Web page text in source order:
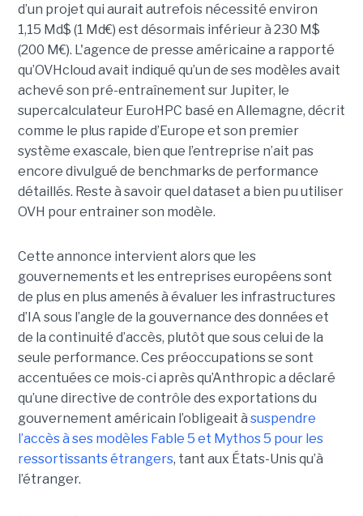
d’un projet qui aurait autrefois nécessité environ
1,15 Md$ (1 Md€) est désormais inférieur à 230 M$
(200 M€). L'agence de presse américaine a rapporté
qu’OVHcloud avait indiqué qu’un de ses modèles avait
achevé son pré-entraînement sur Jupiter, le
supercalculateur EuroHPC basé en Allemagne, décrit
comme le plus rapide d’Europe et son premier
système exascale, bien que l’entreprise n’ait pas
encore divulgué de benchmarks de performance
détaillés. Reste à savoir quel dataset a bien pu utiliser
OVH pour entrainer son modèle.
Cette annonce intervient alors que les
gouvernements et les entreprises européens sont
de plus en plus amenés à évaluer les infrastructures
d’IA sous l’angle de la gouvernance des données et
de la continuité d’accès, plutôt que sous celui de la
seule performance. Ces préoccupations se sont
accentuées ce mois-ci après qu’Anthropic a déclaré
qu’une directive de contrôle des exportationsdu
gouvernement américain l’obligeait à suspendre
l’accès à ses modèles Fable 5 et Mythos 5 pour les
ressortissants étrangers, tant aux États-Unis qu’à
l’étranger.